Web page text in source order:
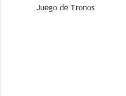
Juego de Tronos